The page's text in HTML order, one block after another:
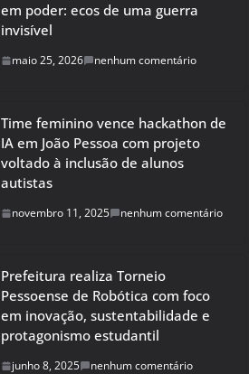
em poder: ecos de uma guerra
invisível
maio 25, 2026 nenhum comentário
Time feminino vence hackathon de
IA em João Pessoa com projeto
voltado à inclusão de alunos
autistas
novembro 11, 2025 nenhum comentário
Prefeitura realiza Torneio
Pessoense de Robótica com foco
em inovação, sustentabilidade e
protagonismo estudantil
junho 8, 2025 nenhum comentário